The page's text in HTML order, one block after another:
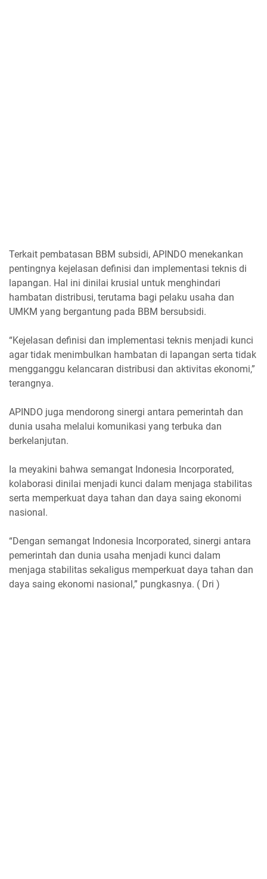
Terkait pembatasan BBM subsidi, APINDO menekankan
pentingnya kejelasan definisi dan implementasi teknis di
lapangan. Hal ini dinilai krusial untuk menghindari
hambatan distribusi, terutama bagi pelaku usaha dan
UMKM yang bergantung pada BBM bersubsidi.
“Kejelasan definisi dan implementasi teknis menjadi kunci
agar tidak menimbulkan hambatan di lapangan serta tidak
mengganggu kelancaran distribusi dan aktivitas ekonomi,”
terangnya.
APINDO juga mendorong sinergi antara pemerintah dan
dunia usaha melalui komunikasi yang terbuka dan
berkelanjutan.
Ia meyakini bahwa semangat Indonesia Incorporated,
kolaborasi dinilai menjadi kunci dalam menjaga stabilitas
serta memperkuat daya tahan dan daya saing ekonomi
nasional.
“Dengan semangat Indonesia Incorporated, sinergi antara
pemerintah dan dunia usaha menjadi kunci dalam
menjaga stabilitas sekaligus memperkuat daya tahan dan
daya saing ekonomi nasional,” pungkasnya. ( Dri )